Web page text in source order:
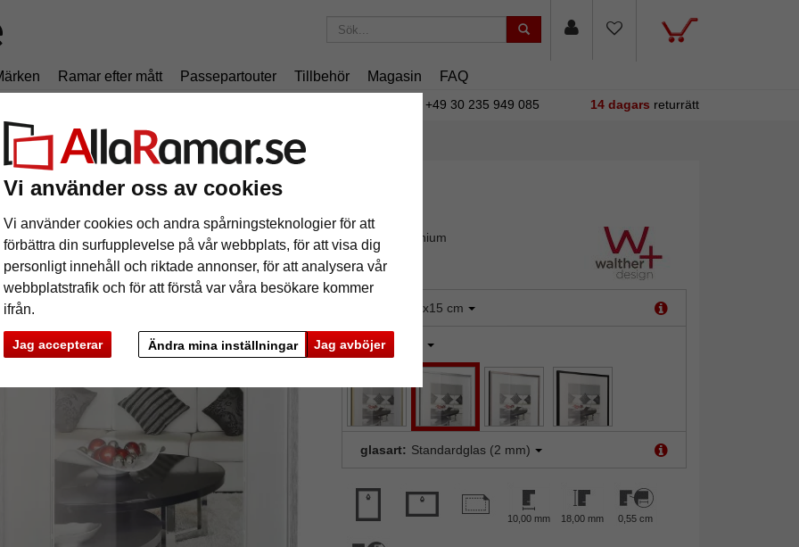
Vi använder oss av cookies
Vi använder cookies och andra spårningsteknologier för att
förbättra din surfupplevelse på vår webbplats, för att visa dig
personligt innehåll och riktade annonser, för att analysera vår
webbplatstrafik och för att förstå var våra besökare kommer
ifrån.
Jag accepterar Jag avböjer
Ändra mina inställningar
Ramar efter mått Passepartouter Tillbehör Magasin FAQ
+49 30 235 949 085 14 dagars returrätt
Chair
Chair
Ram av aluminium
10x15 cm
färg:
glasart: Standardglas (2 mm)
10,00 mm 18,00 mm 0,55 cm